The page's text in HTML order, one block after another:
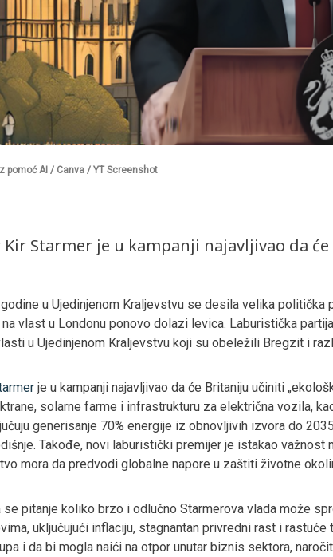
pomoć AI / Canva / YT Screenshot
Starmer je u kampanji najavljivao da
u Ujedinjenom Kraljevstvu se desila velika
vlast u Londonu ponovo dolazi levica. Laburistička
u Ujedinjenom Kraljevstvu koji su obeležili Bregzit i
je u kampanji najavljivao da će Britaniju učiniti
solarne farme i infrastrukturu za električna vozila,
generisanje 70% energije iz obnovljivih izvora do
Takođe, novi laburistički premijer je istakao
mora da predvodi globalne napore u zaštiti životne
pitanje koliko brzo i odlučno Starmerova vlada može
uključujući inflaciju, stagnantan privredni rast i
i da bi mogla naići na otpor unutar biznis sektora,